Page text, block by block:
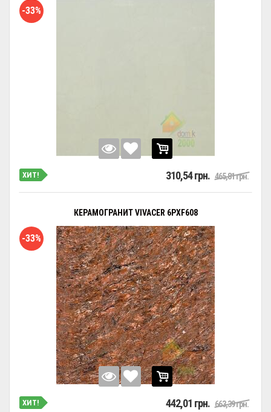
-33%
ХИТ! 310,54 грн. 465,81 грн.
КЕРАМОГРАНИТ VIVACER 6PXF608
-33%
ХИТ! 442,01 грн. 663,39 грн.